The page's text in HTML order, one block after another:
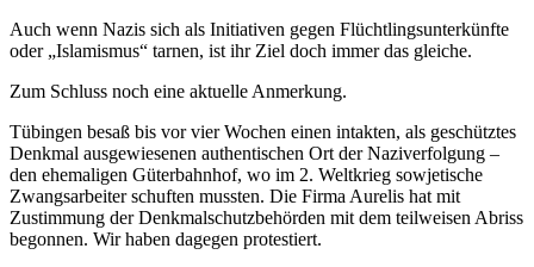
Auch wenn Nazis sich als Initiativen gegen Flüchtlingsunterkünfte
oder „Islamismus“ tarnen, ist ihr Ziel doch immer das gleiche.
Zum Schluss noch eine aktuelle Anmerkung.
Tübingen besaß bis vor vier Wochen einen intakten, als geschütztes
Denkmal ausgewiesenen authentischen Ort der Naziverfolgung –
den ehemaligen Güterbahnhof, wo im 2. Weltkrieg sowjetische
Zwangsarbeiter schuften mussten. Die Firma Aurelis hat mit
Zustimmung der Denkmalschutzbehörden mit dem teilweisen Abriss
begonnen. Wir haben dagegen protestiert.